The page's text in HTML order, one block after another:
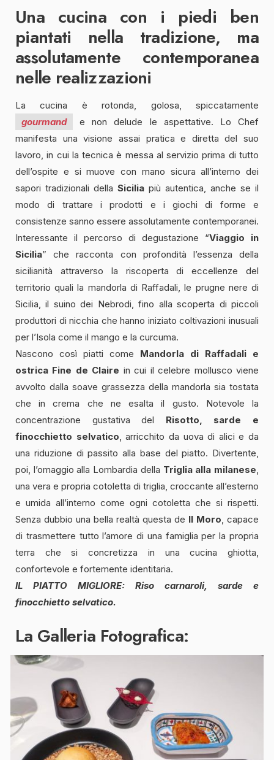
Una cucina con i piedi ben
piantati nella tradizione, ma
assolutamente contemporanea
nelle realizzazioni
La cucina è rotonda, golosa, spiccatamente
gourmand
e non delude le aspettative. Lo Chef
manifesta una visione assai pratica e diretta del suo
lavoro, in cui la tecnica è messa al servizio prima di tutto
dell’ospite e si muove con mano sicura all’interno dei
sapori tradizionali della Sicilia più autentica, anche se il
modo di trattare i prodotti e i giochi di forme e
consistenze sanno essere assolutamente contemporanei.
Interessante il percorso di degustazione “Viaggio in
Sicilia” che racconta con profondità l’essenza della
sicilianità attraverso la riscoperta di eccellenze del
territorio quali la mandorla di Raffadali, le prugne nere di
Sicilia, il suino dei Nebrodi, fino alla scoperta di piccoli
produttori di nicchia che hanno iniziato coltivazioni inusuali
per l’Isola come il mango e la curcuma.
Nascono così piatti come Mandorla di Raffadali e
ostrica Fine de Claire in cui il celebre mollusco viene
avvolto dalla soave grassezza della mandorla sia tostata
che in crema che ne esalta il gusto. Notevole la
concentrazione gustativa del Risotto, sarde e
finocchietto selvatico , arricchito da uova di alici e da
una riduzione di passito alla base del piatto. Divertente,
poi, l’omaggio alla Lombardia della Triglia alla milanese
una vera e propria cotoletta di triglia, croccante all’esterno
e umida all’interno come ogni cotoletta che si rispetti.
Senza dubbio una bella realtà questa de Il Moro , capace
di trasmettere tutto l’amore di una famiglia per la propria
terra che si concretizza in una cucina ghiotta,
confortevole e fortemente identitaria.
IL PIATTO MIGLIORE: Riso carnaroli, sarde e
finocchietto selvatico.
La Galleria Fotografica: